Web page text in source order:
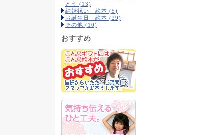
とう (13)
結婚祝い 絵本 (5)
お誕生日 絵本 (29)
その他 (10)
おすすめ